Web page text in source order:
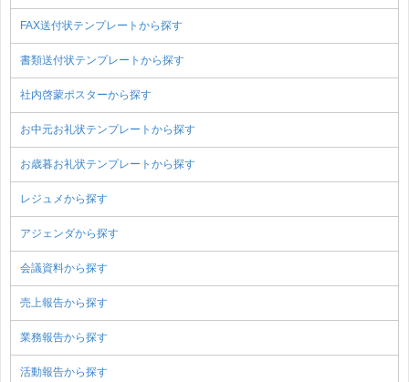
FAX送付状テンプレートから探す
書類送付状テンプレートから探す
社内啓蒙ポスターから探す
お中元お礼状テンプレートから探す
お歳暮お礼状テンプレートから探す
レジュメから探す
アジェンダから探す
会議資料から探す
売上報告から探す
業務報告から探す
活動報告から探す